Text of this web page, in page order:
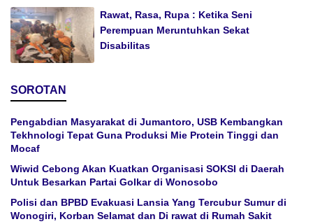
Rawat, Rasa, Rupa : Ketika Seni
Perempuan Meruntuhkan Sekat
Disabilitas
SOROTAN
Pengabdian Masyarakat di Jumantoro, USB Kembangkan
Tekhnologi Tepat Guna Produksi Mie Protein Tinggi dan
Mocaf
Wiwid Cebong Akan Kuatkan Organisasi SOKSI di Daerah
Untuk Besarkan Partai Golkar di Wonosobo
Polisi dan BPBD Evakuasi Lansia Yang Tercubur Sumur di
Wonogiri, Korban Selamat dan Di rawat di Rumah Sakit